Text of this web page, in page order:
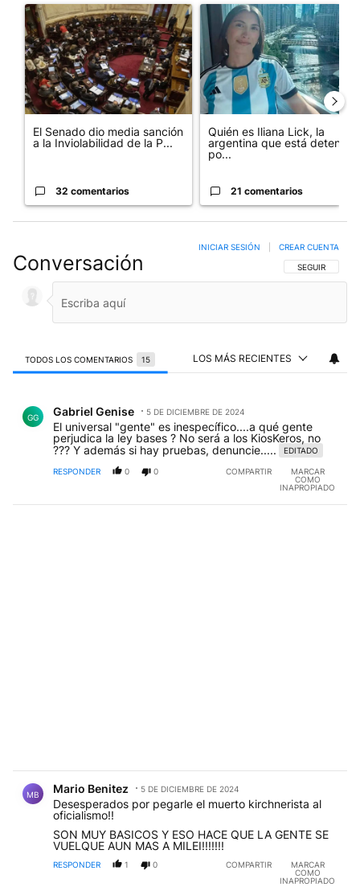
Un artículo de tendencia con el título "El Senado dio media
El Senado dio media sanción
a la Inviolabilidad de la P...
32 comentarios
Un artículo de tendencia con
Quién es Iliana Lick, la
argentina que está detenida
po...
21 comentarios
Conversación SIGA ESTA
SEGUIR
INICIAR SESIÓN CREAR CUENTA
TODOS LOS COMENTARIOS 15 LOS MÁS RECIENTES
GG Gabriel Genise 5 DE DICIEMBRE DE 2024
El universal "gente" es inespecífico....a qué gente
perjudica la ley bases ? No será a los KiosKeros, no
??? Y además si hay pruebas, denuncie.....
EDITADO
RESPONDER 0 0 COMPARTIR
MARCAR
COMO
INAPROPIADO
MB Mario Benitez 5 DE DICIEMBRE DE 2024
Desesperados por pegarle el muerto kirchnerista al
oficialismo!!
SON MUY BASICOS Y ESO HACE QUE LA GENTE SE
VUELQUE AUN MAS A MILEI!!!!!!!
RESPONDER 1 0 COMPARTIR
MARCAR
COMO
INAPROPIADO